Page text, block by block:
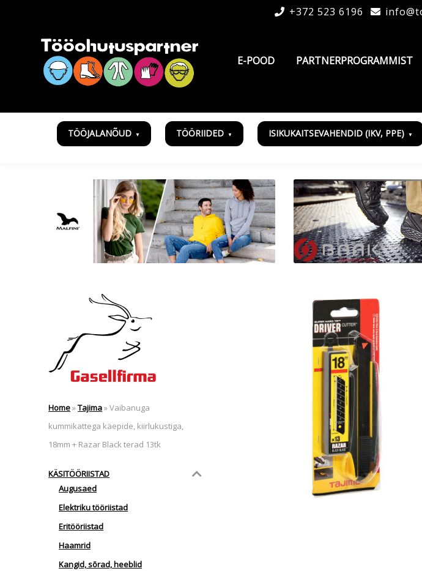
+372 523 6196
E-POOD PARTNERPROGRAMMIST
TÖÖJALANÕUD TÖÖRIIDED ISIKUKAITSEVAHENDID (IKV, PPE)
Home»Tajima»Vaibanuga
kummikattega käepide, kiirlukustiga,
18mm + Razar Black terad 13tk
KÄSITÖÖRIISTAD
Augusaed
Elektriku tööriistad
Eritööriistad
Haamrid
Kangid, sõrad, heeblid